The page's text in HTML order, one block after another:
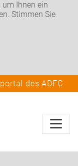
um Ihnen ein
Stimmen Sie
des ADFC